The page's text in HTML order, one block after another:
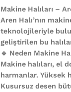
Makine Halıları –
Aren Halı’nın
teknolojileriyle
geliştirilen bu
🔹 Neden Makine
Makine halıları, el
harmanlar. Yüksek
Kusursuz desen